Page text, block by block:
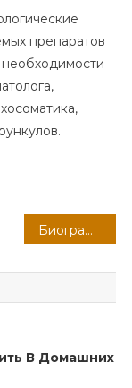
препаратов
Биография Андрея Аверьянова — удивительная жизненная история и впечатляющие достижения известного деятеля
В Домашних